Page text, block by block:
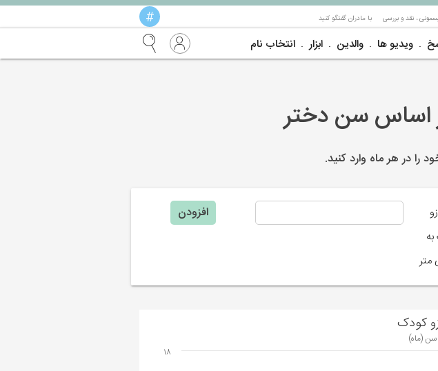
، نقد و بررسی با مادران گفتگو کنید #
ویدیو ها والدین ابزار انتخاب نام
اساس سن دختر
را در هر ماه وارد کنید.
متر
افزودن
کودک
سن (ماه
18